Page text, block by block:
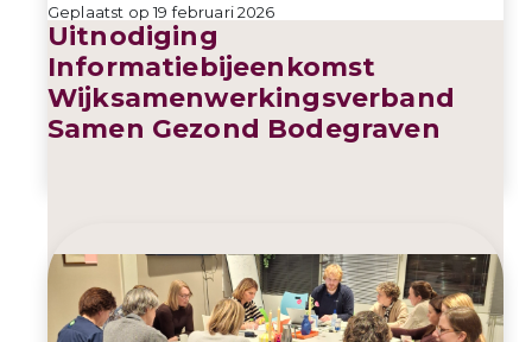
Geplaatst op 19 februari 2026
Uitnodiging
Informatiebijeenkomst
Wijksamenwerkingsverband
Samen Gezond Bodegraven